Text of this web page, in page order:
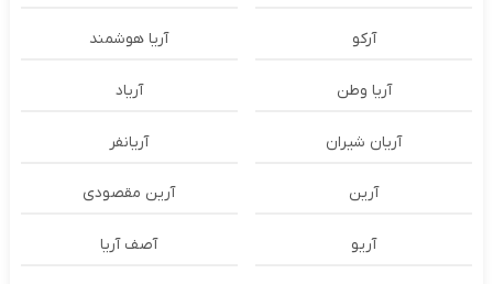
آرکو آریا هوشمند
آریا وطن آریاد
آریان شیران آریانفر
آرین آرین مقصودی
آریو آصف آریا